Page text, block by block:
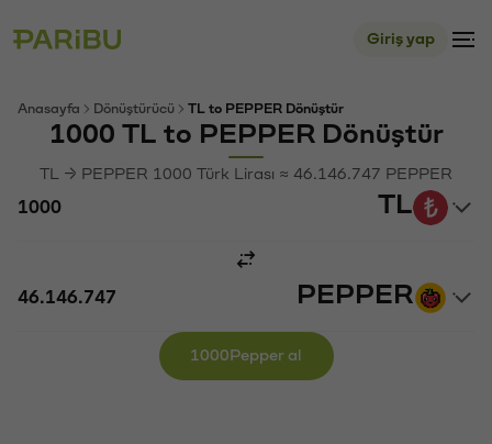
Giriş yap
Anasayfa Dönüştürücü TL to PEPPER Dönüştür
1000 TL to PEPPER Dönüştür
TL → PEPPER 1000 Türk Lirası ≈ 46.146.747 PEPPER
TL
PEPPER
1000Pepper al